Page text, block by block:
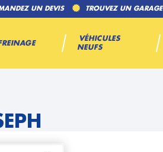
UN DEVIS TROUVEZ UN GARAGE
VÉHICULES
NEUFS